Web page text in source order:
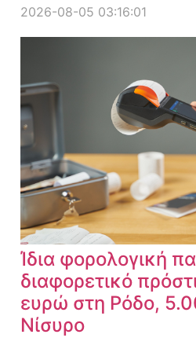
2026-08-05 03:16:01
Ίδια φορολογική
διαφορετικό
ευρώ στη Ρόδο,
Νίσυρο